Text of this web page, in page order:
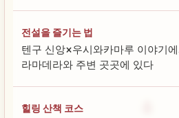
전설을 즐기는 법
텐구 신앙×우시와카마루 이야기
라마데라와 주변 곳곳에 있다
힐링 산책 코스